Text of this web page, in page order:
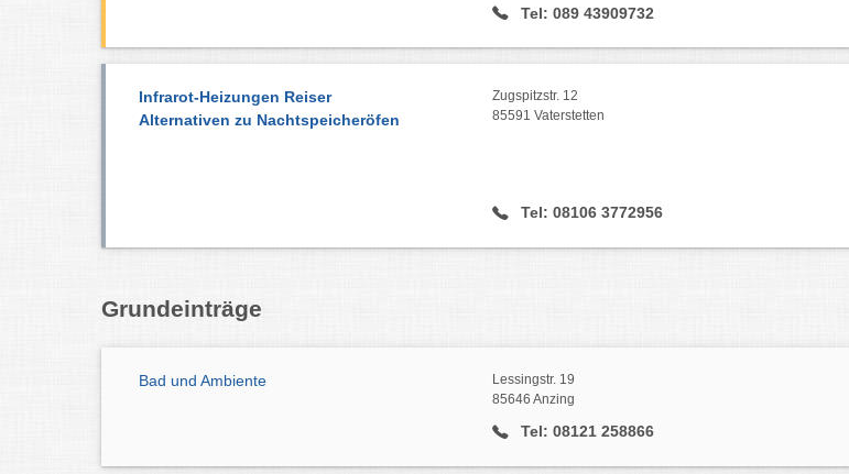
Tel: 089 43909732
Infrarot-Heizungen Reiser
Alternativen zu Nachtspeicheröfen
Zugspitzstr. 12
85591 Vaterstetten
Tel: 08106 3772956
Grundeinträge
Bad und Ambiente
Lessingstr. 19
85646 Anzing
Tel: 08121 258866